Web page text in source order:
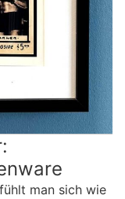
man sich wie